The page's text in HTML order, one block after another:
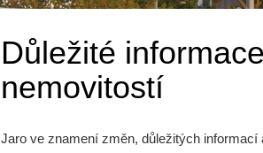
Důležité
nemovitostí
Jaro ve znamení změn, důležitých